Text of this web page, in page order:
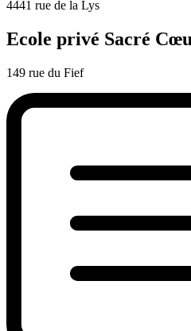
4441 rue de la Lys
Ecole privé Sacré
149 rue du Fief